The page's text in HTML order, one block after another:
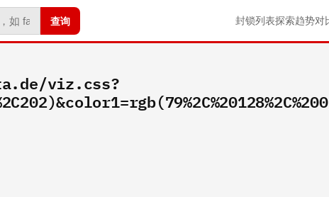
查询 封锁列表探索趋势对
viz.css?